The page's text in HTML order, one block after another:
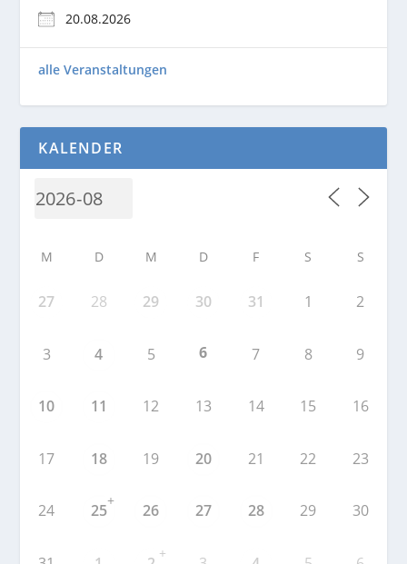
20.08.2026
alle Veranstaltungen
KALENDER
M D M D F S S
27 28 29 30 31 1 2
3 4 5 6 7 8 9
10 11 12 13 14 15 16
17 18 19 20 21 22 23
24 25
+
26 27 28 29 30
+